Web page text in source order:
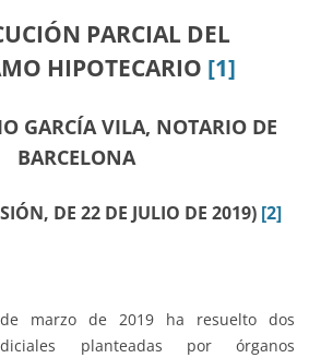
PARCIAL DEL
HIPOTECARIO [1]
GARCÍA VILA, NOTARIO DE
BARCELONA
DE 22 DE JULIO DE 2019) [2]
marzo de 2019 ha resuelto dos
planteadas por órganos